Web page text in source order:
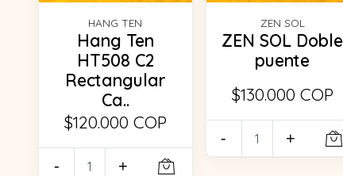
HANG TEN
Hang Ten
HT508 C2
Rectangular
Ca..
$120.000 COP
- +
ZEN SOL
ZEN SOL Doble
puente
$130.000 COP
- +